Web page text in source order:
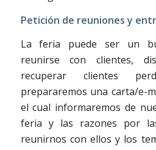
Petición de reuniones y
La feria puede ser un
reunirse con clientes,
recuperar clientes
prepararemos una carta/e-
el cual informaremos de
feria y las razones por
reunirnos con ellos y los